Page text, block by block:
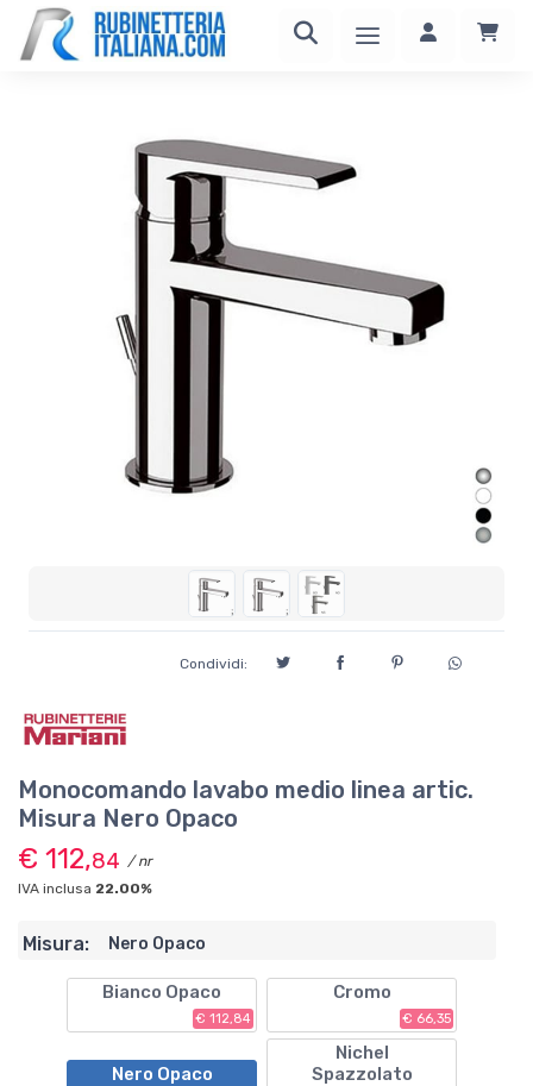
Condividi:
Monocomando lavabo medio linea artic.
Misura Nero Opaco
€ 112,84 / nr
IVA inclusa 22.00%
Misura: Nero Opaco
Bianco Opaco
€ 112,84
Cromo
€ 66,35
Nero Opaco
Nichel
Spazzolato